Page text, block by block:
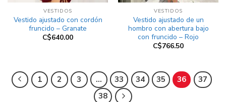
VESTIDOS
Vestido ajustado con cordón
fruncido – Granate
C$640.00
VESTIDOS
Vestido ajustado de un
hombro con abertura bajo
con fruncido – Rojo
C$766.50
1 2 3 … 33 34 35 36
37
38